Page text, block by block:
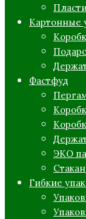
Картонные
Фастфуд
ЭКО
Гибкие